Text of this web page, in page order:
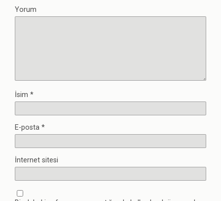
Yorum
İsim *
E-posta *
İnternet sitesi